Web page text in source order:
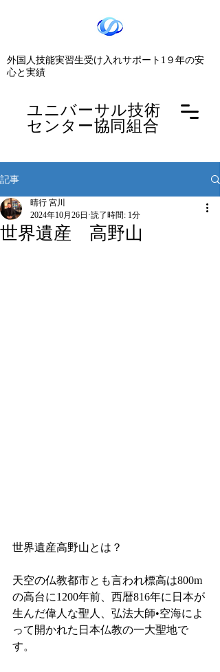
​ユニバーサル技術
センター協同組合
​外国人技能実習生受け入れサポート1９年の安
心と実績
記事
世界遺産 高野山
晴行 宮川
2024年10月26日 読了時間: 1分
世界遺産高野山とは？
天空の仏教都市とも言われ標高は800m
の高台に1200年前、西暦816年に日本が
生んだ偉人な聖人、弘法大師•空海によ
って開かれた日本仏教の一大聖地で
す。